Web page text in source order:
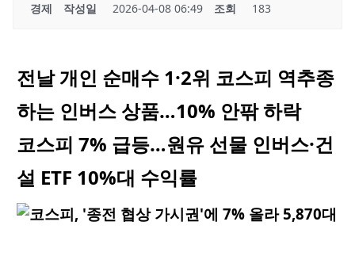
경제 작성일 2026-04-08 06:49 조회 183
전날 개인 순매수 1·2위 코스피 역추종
하는 인버스 상품…10% 안팎 하락
코스피 7% 급등…원유 선물 인버스·건
설 ETF 10%대 수익률